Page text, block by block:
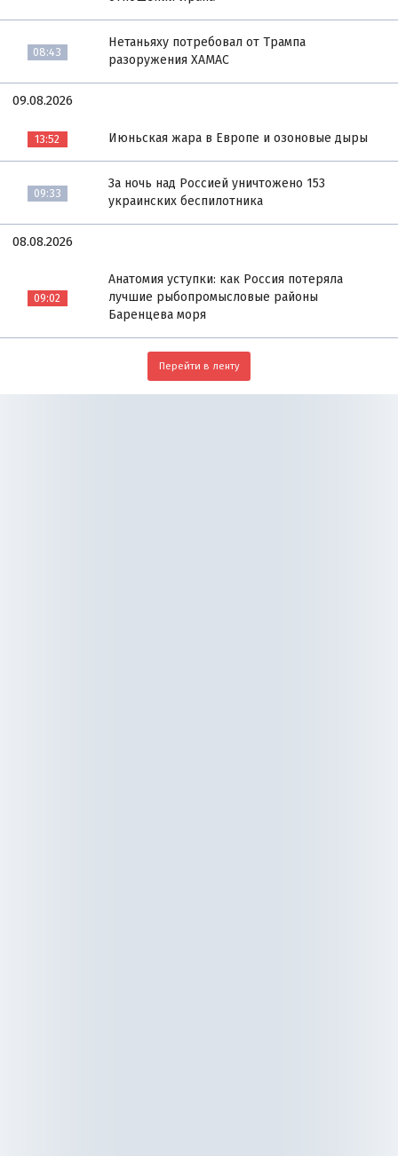
08:43
Нетаньяху потребовал от Трампа
разоружения ХАМАС
09.08.2026
13:52 Июньская жара в Европе и озоновые дыры
09:33
За ночь над Россией уничтожено 153
украинских беспилотника
08.08.2026
09:02
Анатомия уступки: как Россия потеряла
лучшие рыбопромысловые районы
Баренцева моря
Перейти в ленту